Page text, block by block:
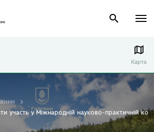
Карта
участь у Міжнародній науково-практичній